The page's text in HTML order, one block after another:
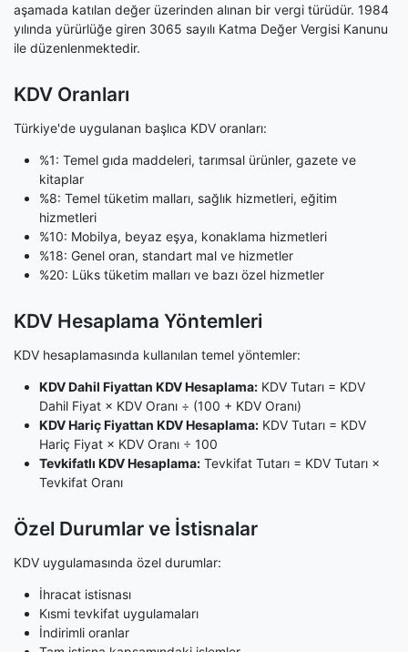
1.8 ÖTV ve KDV Birlikte Hesaplama
1.9 Excel'de KDV Hesaplama
1.10
Mobil Cihazlarda KDV Hesaplama
aşamada katılan değer üzerinden alınan bir vergi türüdür. 1984
yılında yürürlüğe giren 3065 sayılı Katma Değer Vergisi Kanunu
ile düzenlenmektedir.
KDV Oranları
Türkiye'de uygulanan başlıca KDV oranları:
%1: Temel gıda maddeleri, tarımsal ürünler, gazete ve
kitaplar
%8: Temel tüketim malları, sağlık hizmetleri, eğitim
hizmetleri
%10: Mobilya, beyaz eşya, konaklama hizmetleri
%18: Genel oran, standart mal ve hizmetler
%20: Lüks tüketim malları ve bazı özel hizmetler
KDV Hesaplama Yöntemleri
KDV hesaplamasında kullanılan temel yöntemler:
KDV Dahil Fiyattan KDV Hesaplama: KDV Tutarı = KDV
Dahil Fiyat × KDV Oranı ÷ (100 + KDV Oranı)
KDV Hariç Fiyattan KDV Hesaplama: KDV Tutarı = KDV
Hariç Fiyat × KDV Oranı ÷ 100
Tevkifatlı KDV Hesaplama: Tevkifat Tutarı = KDV Tutarı ×
Tevkifat Oranı
Özel Durumlar ve İstisnalar
KDV uygulamasında özel durumlar:
İhracat istisnası
Kısmi tevkifat uygulamaları
İndirimli oranlar